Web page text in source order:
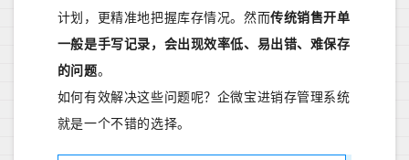
计划，更精准地把握库存情况。然而传统销售开单
一般是手写记录，会出现效率低、易出错、难保存
的问题。
如何有效解决这些问题呢？企微宝进销存管理系统
就是一个不错的选择。